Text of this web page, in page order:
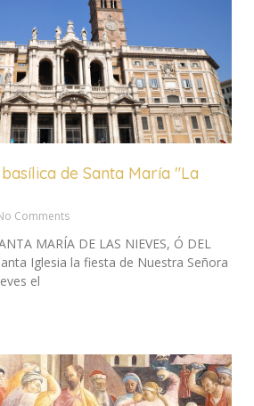
de Santa María "La
Comments
MARÍA DE LAS NIEVES, Ó DEL
Iglesia la fiesta de Nuestra Señora
el